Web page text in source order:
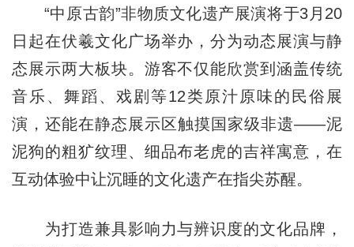
“中原古韵”非物质文化遗产展演将于3月20
日起在伏羲文化广场举办，分为动态展演与静
态展示两大板块。游客不仅能欣赏到涵盖传统
音乐、舞蹈、戏剧等12类原汁原味的民俗展
演，还能在静态展示区触摸国家级非遗——泥
泥狗的粗犷纹理、细品布老虎的吉祥寓意，在
互动体验中让沉睡的文化遗产在指尖苏醒。
为打造兼具影响力与辨识度的文化品牌，